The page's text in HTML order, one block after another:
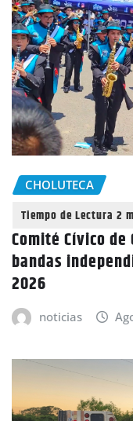
CHOLUTECA
Comité Cívico
bandas
2026
noticias